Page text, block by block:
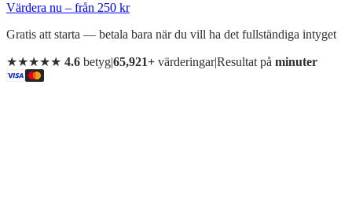
Värdera nu – från 250 kr
Gratis att starta — betala bara när du vill ha det fullständiga intyget
★★★★★ 4.6 betyg|65,921+ värderingar|Resultat på minuter